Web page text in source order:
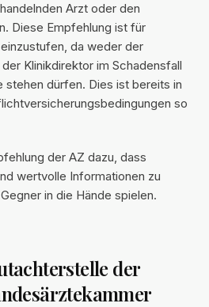
Arzt oder den
Diese Empfehlung ist für
da weder der
Klinikdirektor im Schadensfall
stehen dürfen. Dies ist bereits in
so
der AZ dazu, dass
wertvolle Informationen zu
in die Hände spielen.
der